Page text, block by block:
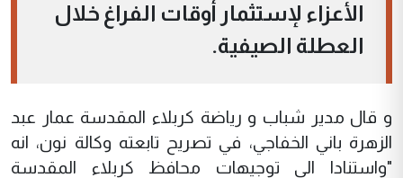
الأعزاء لإستثمار أوقات الفراغ خلال
العطلة الصيفية.
و قال مدير شباب و رياضة كربلاء المقدسة عمار عبد
الزهرة باني الخفاجي، في تصريح تابعته وكالة نون، انه
"واستنادا الى توجيهات محافظ كربلاء المقدسة